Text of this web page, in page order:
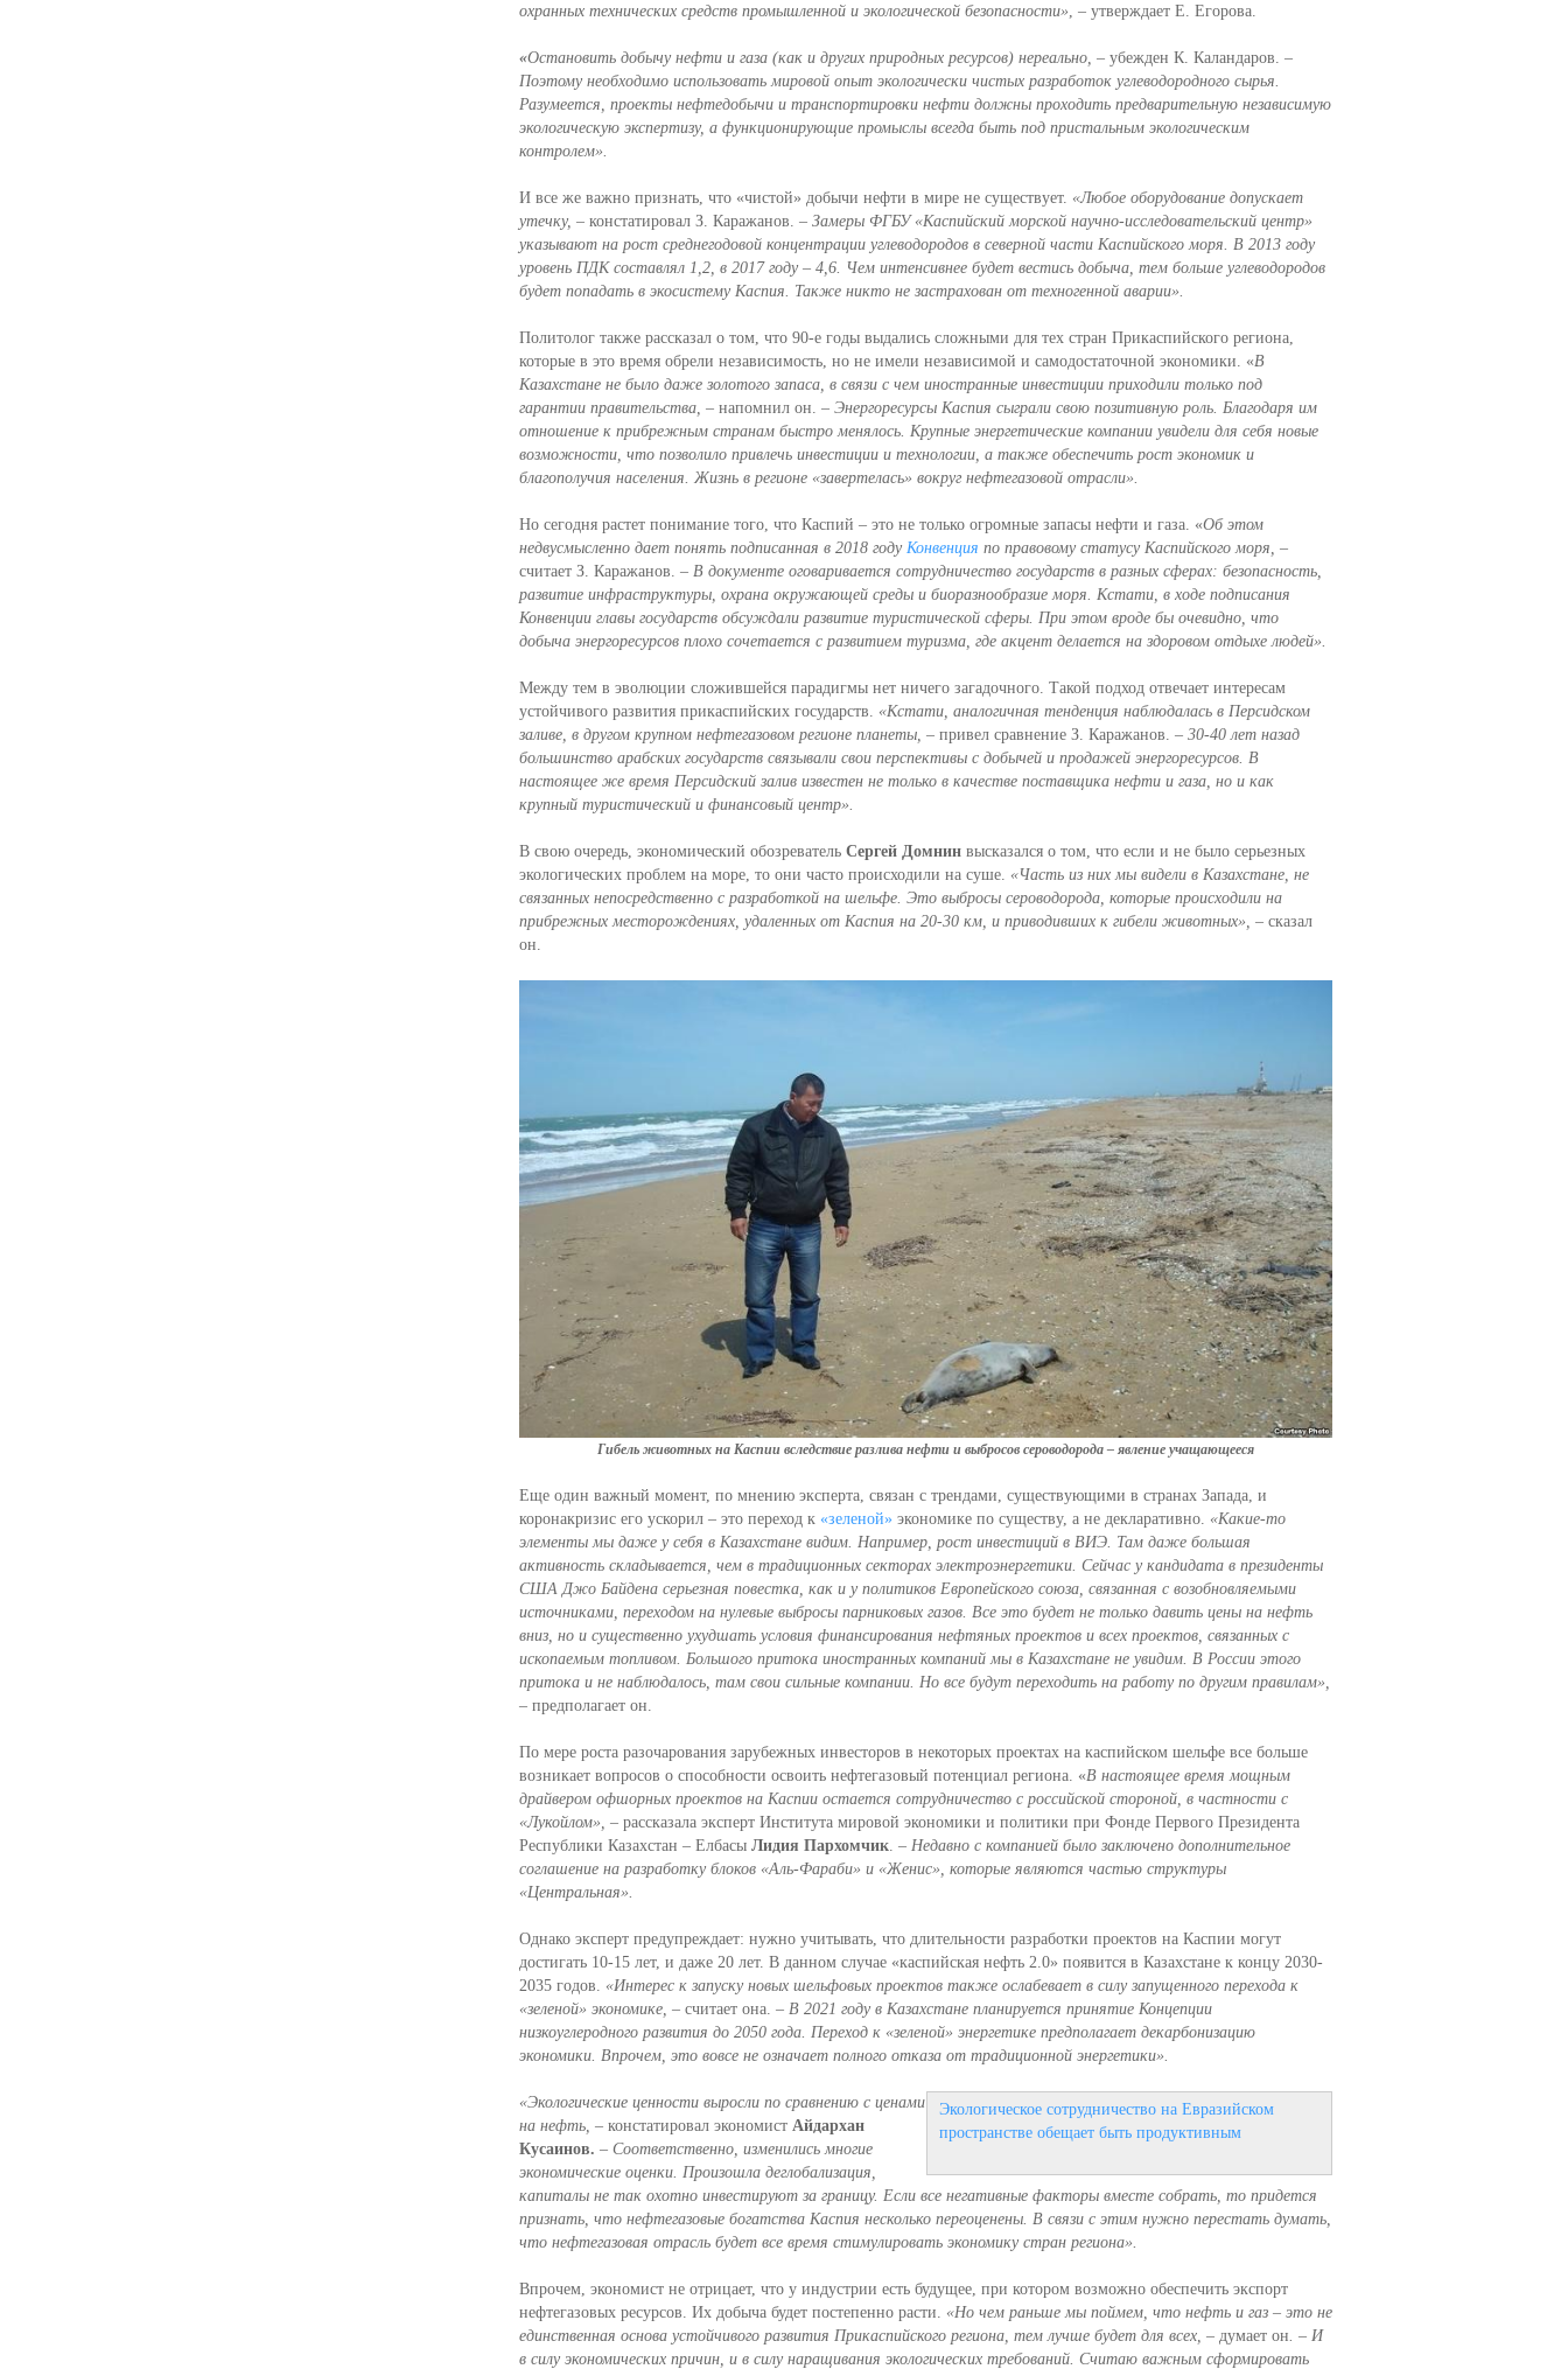
охранных технических средств промышленной и экологической безопасности», – утверждает Е. Егорова.
«Остановить добычу нефти и газа (как и других природных ресурсов) нереально, – убежден К. Каландаров. –
Поэтому необходимо использовать мировой опыт экологически чистых разработок углеводородного сырья.
Разумеется, проекты нефтедобычи и транспортировки нефти должны проходить предварительную независимую
экологическую экспертизу, а функционирующие промыслы всегда быть под пристальным экологическим
контролем».
И все же важно признать, что «чистой» добычи нефти в мире не существует. «Любое оборудование допускает
утечку, – констатировал З. Каражанов. – Замеры ФГБУ «Каспийский морской научно-исследовательский центр»
указывают на рост среднегодовой концентрации углеводородов в северной части Каспийского моря. В 2013 году
уровень ПДК составлял 1,2, в 2017 году – 4,6. Чем интенсивнее будет вестись добыча, тем больше углеводородов
будет попадать в экосистему Каспия. Также никто не застрахован от техногенной аварии».
Политолог также рассказал о том, что 90-е годы выдались сложными для тех стран Прикаспийского региона,
которые в это время обрели независимость, но не имели независимой и самодостаточной экономики. «В
Казахстане не было даже золотого запаса, в связи с чем иностранные инвестиции приходили только под
гарантии правительства, –напомнил он. – Энергоресурсы Каспия сыграли свою позитивную роль. Благодаря им
отношение к прибрежным странам быстро менялось. Крупные энергетические компании увидели для себя новые
возможности, что позволило привлечь инвестиции и технологии, а также обеспечить рост экономик и
благополучия населения. Жизнь в регионе «завертелась» вокруг нефтегазовой отрасли».
Но сегодня растет понимание того, что Каспий – это не только огромные запасы нефти и газа. «Об этом
недвусмысленно дает понять подписанная в 2018 году Конвенция по правовому статусу Каспийского моря, –
считает З. Каражанов. – В документе оговаривается сотрудничество государств в разных сферах: безопасность,
развитие инфраструктуры, охрана окружающей среды и биоразнообразие моря. Кстати, в ходе подписания
Конвенции главы государств обсуждали развитие туристической сферы. При этом вроде бы очевидно, что
добыча энергоресурсов плохо сочетается с развитием туризма, где акцент делается на здоровом отдыхе людей».
Между тем в эволюции сложившейся парадигмы нет ничего загадочного. Такой подход отвечает интересам
устойчивого развития прикаспийских государств. «Кстати, аналогичная тенденция наблюдалась в Персидском
заливе, в другом крупном нефтегазовом регионе планеты, – привел сравнение З. Каражанов. – 30-40 лет назад
большинство арабских государств связывали свои перспективы с добычей и продажей энергоресурсов. В
настоящее же время Персидский залив известен не только в качестве поставщика нефти и газа, но и как
крупный туристический и финансовый центр».
В свою очередь, экономический обозреватель Сергей Домнинвысказался о том, что если и не было серьезных
экологических проблем на море, то они часто происходили на суше. «Часть из них мы видели в Казахстане, не
связанных непосредственно с разработкой на шельфе. Это выбросы сероводорода, которые происходили на
прибрежных месторождениях, удаленных от Каспия на 20-30 км, и приводивших к гибели животных», – сказал
он.
Гибель животных на Каспии вследствие разлива нефти и выбросов сероводорода – явление учащающееся
Еще один важный момент, по мнению эксперта, связан с трендами, существующими в странах Запада, и
коронакризис его ускорил – это переход к «зеленой»экономике по существу, а не декларативно. «Какие-то
элементы мы даже у себя в Казахстане видим. Например, рост инвестиций в ВИЭ. Там даже большая
активность складывается, чем в традиционных секторах электроэнергетики. Сейчас у кандидата в президенты
США Джо Байдена серьезная повестка, как и у политиков Европейского союза, связанная с возобновляемыми
источниками, переходом на нулевые выбросы парниковых газов. Все это будет не только давить цены на нефть
вниз, но и существенно ухудшать условия финансирования нефтяных проектов и всех проектов, связанных с
ископаемым топливом. Большого притока иностранных компаний мы в Казахстане не увидим. В России этого
притока и не наблюдалось, там свои сильные компании. Но все будут переходить на работу по другим правилам»,
– предполагает он.
По мере роста разочарования зарубежных инвесторов в некоторых проектах на каспийском шельфе все больше
возникает вопросов о способности освоить нефтегазовый потенциал региона. «В настоящее время мощным
драйвером офшорных проектов на Каспии остается сотрудничество с российской стороной, в частности с
«Лукойлом», – рассказала эксперт Института мировой экономики и политики при Фонде Первого Президента
Республики Казахстан – Елбасы Лидия Пархомчик. – Недавно с компанией было заключено дополнительное
соглашение на разработку блоков «Аль-Фараби» и «Женис», которые являются частью структуры
«Центральная».
Однако эксперт предупреждает: нужно учитывать, что длительности разработки проектов на Каспии могут
достигать 10-15 лет, и даже 20 лет. В данном случае «каспийская нефть 2.0» появится в Казахстане к концу 2030-
2035 годов. «Интерес к запуску новых шельфовых проектов также ослабевает в силу запущенного перехода к
«зеленой» экономике, – считает она. – В 2021 году в Казахстане планируется принятие Концепции
низкоуглеродного развития до 2050 года. Переход к «зеленой» энергетике предполагает декарбонизацию
экономики. Впрочем, это вовсе не означает полного отказа от традиционной энергетики».
Экологическое сотрудничество на Евразийском
пространстве обещает быть продуктивным
«Экологические ценности выросли по сравнению с ценами
на нефть, – констатировал экономист Айдархан
Кусаинов. – Соответственно, изменились многие
экономические оценки. Произошла деглобализация,
капиталы не так охотно инвестируют за границу. Если все негативные факторы вместе собрать, то придется
признать, что нефтегазовые богатства Каспия несколько переоценены. В связи с этим нужно перестать думать,
что нефтегазовая отрасль будет все время стимулировать экономику стран региона».
Впрочем, экономист не отрицает, что у индустрии есть будущее, при котором возможно обеспечить экспорт
нефтегазовых ресурсов. Их добыча будет постепенно расти. «Но чем раньше мы поймем, что нефть и газ – это не
единственная основа устойчивого развития Прикаспийского региона, тем лучше будет для всех, – думает он. – И
в силу экономических причин, и в силу наращивания экологических требований. Считаю важным сформировать